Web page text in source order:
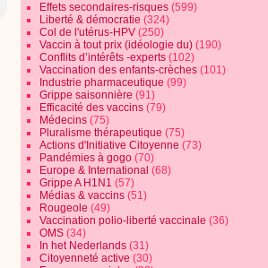
Effets secondaires-risques (599)
Liberté & démocratie (324)
Col de l'utérus-HPV (250)
Vaccin à tout prix (idéologie du) (190)
Conflits d’intérêts -experts (102)
Vaccination des enfants-crèches (101)
Industrie pharmaceutique (99)
Grippe saisonnière (91)
Efficacité des vaccins (79)
Médecins (75)
Pluralisme thérapeutique (75)
Actions d'Initiative Citoyenne (73)
Pandémies à gogo (70)
Europe & International (68)
Grippe A H1N1 (57)
Médias & vaccins (51)
Rougeole (49)
Vaccination polio-liberté vaccinale (36)
OMS (34)
In het Nederlands (31)
Citoyenneté active (30)